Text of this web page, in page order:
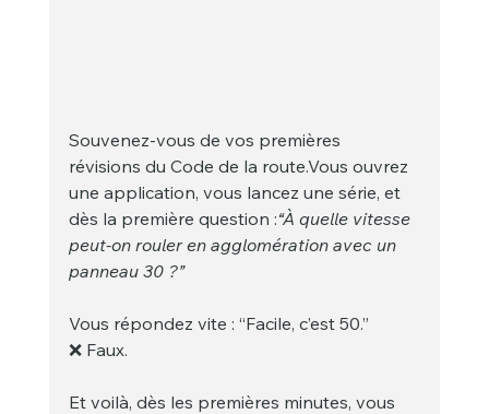
Souvenez-vous de vos premières
révisions du Code de la route.Vous ouvrez
une application, vous lancez une série, et
dès la première question :“À quelle vitesse
peut-on rouler en agglomération avec un
panneau 30 ?”
Vous répondez vite : “Facile, c’est 50.”
❌ Faux.
Et voilà, dès les premières minutes, vous